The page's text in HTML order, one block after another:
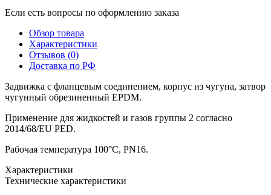
Если есть вопросы по оформлению заказа
Обзор товара
Характеристики
Отзывов (0)
Доставка по РФ
Задвижка с фланцевым соединением, корпус из чугуна, затвор
чугунный обрезиненный EPDM.
Применение для жидкостей и газов группы 2 согласно
2014/68/EU PED.
Рабочая температура 100°С, PN16.
Характеристики
Технические характеристики